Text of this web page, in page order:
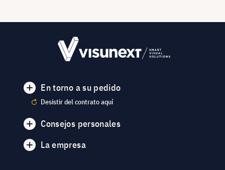
En torno a su pedido
Desistir del contrato aquí
Consejos personales
La empresa